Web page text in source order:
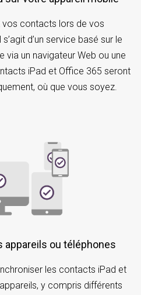
contacts lors de vos
d’un service basé sur le
via un navigateur Web ou une
iPad et Office 365 seront
où que vous soyez.
appareils ou téléphones
les contacts iPad et
y compris différents